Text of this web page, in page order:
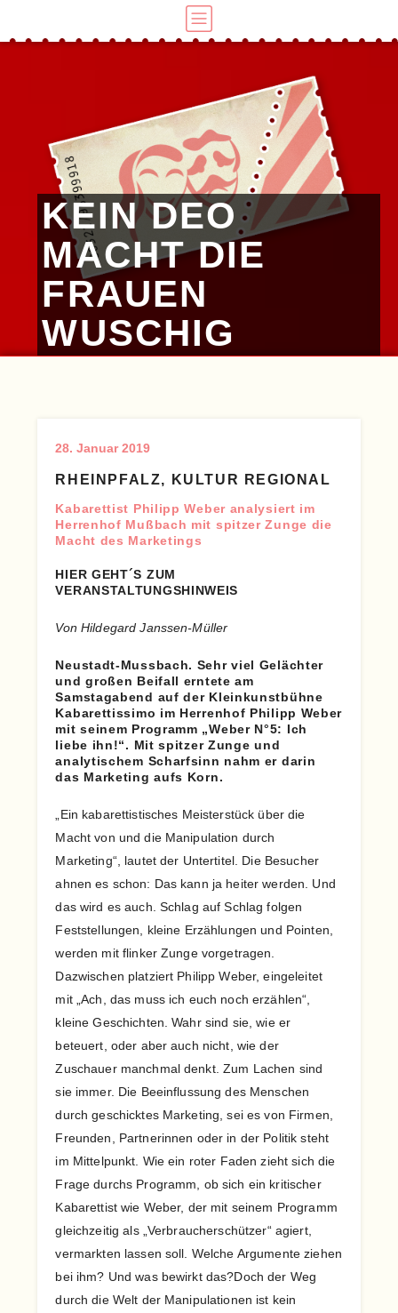
KEIN DEO
MACHT DIE
FRAUEN
WUSCHIG
28. Januar 2019
RHEINPFALZ, KULTUR REGIONAL
Kabarettist Philipp Weber analysiert im
Herrenhof Mußbach mit spitzer Zunge die
Macht des Marketings
HIER GEHT´S ZUM
VERANSTALTUNGSHINWEIS
Von Hildegard Janssen-Müller
Neustadt-Mussbach. Sehr viel Gelächter
und großen Beifall erntete am
Samstagabend auf der Kleinkunstbühne
Kabarettissimo im Herrenhof Philipp Weber
mit seinem Programm „Weber N°5: Ich
liebe ihn!“. Mit spitzer Zunge und
analytischem Scharfsinn nahm er darin
das Marketing aufs Korn.
„Ein kabarettistisches Meisterstück über die
Macht von und die Manipulation durch
Marketing“, lautet der Untertitel. Die Besucher
ahnen es schon: Das kann ja heiter werden. Und
das wird es auch. Schlag auf Schlag folgen
Feststellungen, kleine Erzählungen und Pointen,
werden mit flinker Zunge vorgetragen.
Dazwischen platziert Philipp Weber, eingeleitet
mit „Ach, das muss ich euch noch erzählen“,
kleine Geschichten. Wahr sind sie, wie er
beteuert, oder aber auch nicht, wie der
Zuschauer manchmal denkt. Zum Lachen sind
sie immer. Die Beeinflussung des Menschen
durch geschicktes Marketing, sei es von Firmen,
Freunden, Partnerinnen oder in der Politik steht
im Mittelpunkt. Wie ein roter Faden zieht sich die
Frage durchs Programm, ob sich ein kritischer
Kabarettist wie Weber, der mit seinem Programm
gleichzeitig als „Verbraucherschützer“ agiert,
vermarkten lassen soll. Welche Argumente ziehen
bei ihm? Und was bewirkt das?Doch der Weg
durch die Welt der Manipulationen ist kein